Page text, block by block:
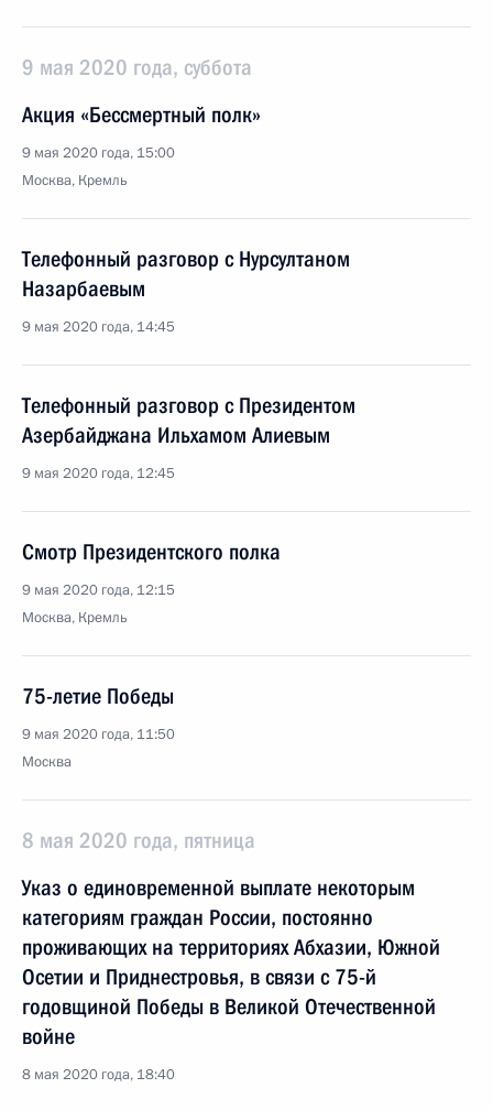
9 мая 2020 года, суббота
Акция «Бессмертный полк»
9 мая 2020 года, 15:00
Москва, Кремль
Телефонный разговор с Нурсултаном
Назарбаевым
9 мая 2020 года, 14:45
Телефонный разговор с Президентом
Азербайджана Ильхамом Алиевым
9 мая 2020 года, 12:45
Смотр Президентского полка
9 мая 2020 года, 12:15
Москва, Кремль
75-летие Победы
9 мая 2020 года, 11:50
Москва
8 мая 2020 года, пятница
Указ о единовременной выплате некоторым
категориям граждан России, постоянно
проживающих на территориях Абхазии, Южной
Осетии и Приднестровья, в связи с 75-й
годовщиной Победы в Великой Отечественной
войне
8 мая 2020 года, 18:40